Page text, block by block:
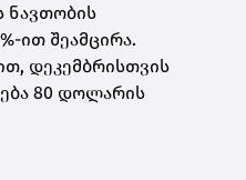
ნავთობის
ით შეამცირა.
დეკემბრისთვის
80 დოლარის